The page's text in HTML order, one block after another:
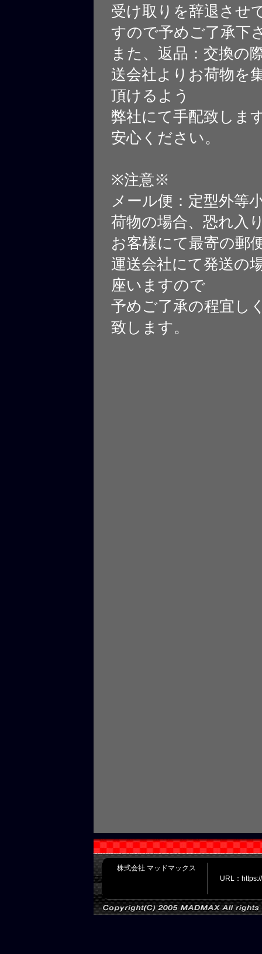
受け取りを辞退させ
すので予めご了承下
また、返品：交換の
送会社よりお荷物を
頂けるよう
弊社にて手配致しま
安心ください。
※注意※
メール便：定型外等
荷物の場合、恐れ入
お客様にて最寄の郵
運送会社にて発送の
座いますので
予めご了承の程宜し
致します。
株式会社 マッドマックス
URL：